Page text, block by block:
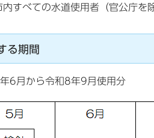
内すべての水道使用者（官公庁を
る期間
6月から令和8年9月使用分